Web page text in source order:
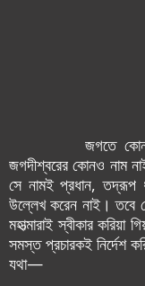
জগতে কোন‌ও
জগদীশ্বরের কোন‌ও নাম
সে নাম‌ই প্রধান, তদ্রূপ
উল্লেখ করেন নাই। তবে
মহাত্মারাই স্বীকার করিয়া
সমস্ত প্রচারক‌ই নির্দেশ
যথা—